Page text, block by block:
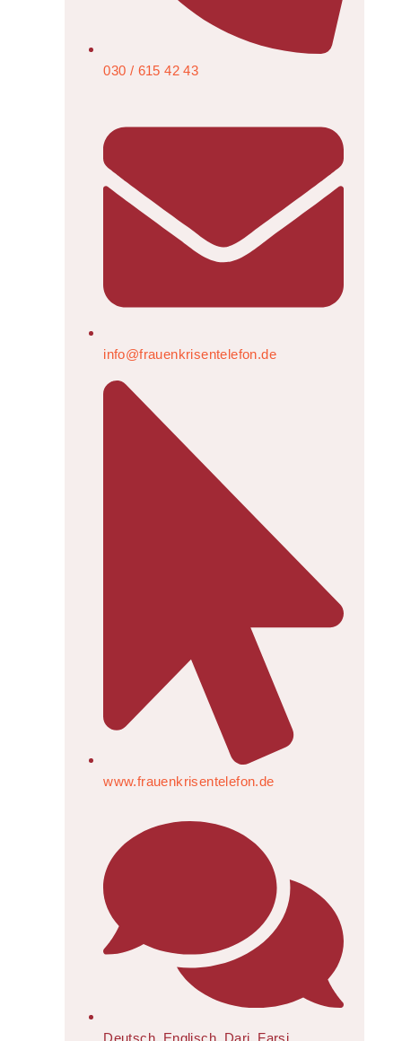
030 / 615 42 43
info@frauenkrisentelefon.de
www.frauenkrisentelefon.de
Deutsch, Englisch, Dari, Farsi